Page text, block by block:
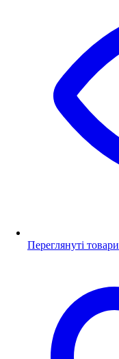
Переглянуті товари